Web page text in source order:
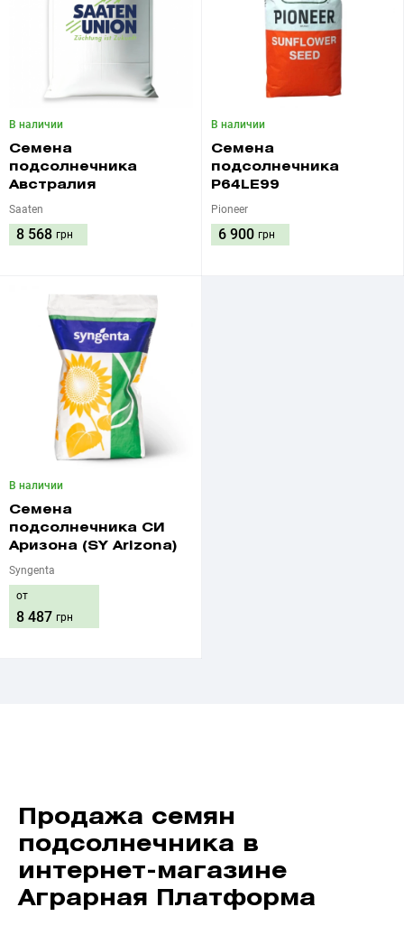
В наличии
Семена
подсолнечника
Австралия
Saaten
8 568 грн
В наличии
Семена
подсолнечника
P64LE99
Pioneer
6 900 грн
В наличии
Семена
подсолнечника СИ
Аризона (SY Arizona)
Syngenta
от
8 487 грн
Продажа семян
подсолнечника в
интернет-магазине
Аграрная Платформа